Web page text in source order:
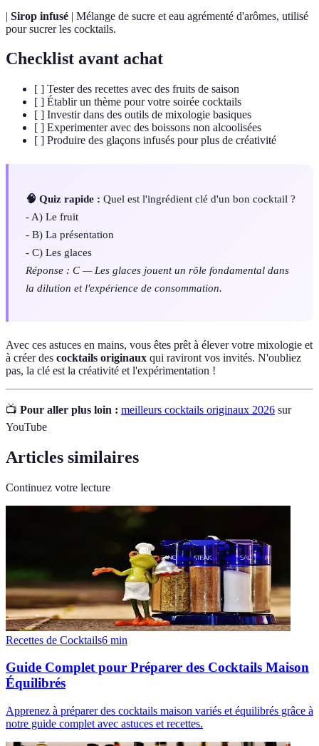
| Sirop infusé | Mélange de sucre et eau agrémenté d'arômes, utilisé
pour sucrer les cocktails.
Checklist avant achat
[ ] Tester des recettes avec des fruits de saison
[ ] Établir un thème pour votre soirée cocktails
[ ] Investir dans des outils de mixologie basiques
[ ] Experimenter avec des boissons non alcoolisées
[ ] Produire des glaçons infusés pour plus de créativité
🧠 Quiz rapide : Quel est l'ingrédient clé d'un bon cocktail ?
- A) Le fruit
- B) La présentation
- C) Les glaces
Réponse : C — Les glaces jouent un rôle fondamental dans
la dilution et l'expérience de consommation.
Avec ces astuces en mains, vous êtes prêt à élever votre mixologie et
à créer des cocktails originaux qui raviront vos invités. N'oubliez
pas, la clé est la créativité et l'expérimentation !
📺 Pour aller plus loin : meilleurs cocktails originaux 2026 sur
YouTube
Articles similaires
Continuez votre lecture
Recettes de Cocktails6 min
Guide Complet pour Préparer des Cocktails Maison
Équilibrés
Apprenez à préparer des cocktails maison variés et équilibrés grâce à
notre guide complet avec astuces et recettes.